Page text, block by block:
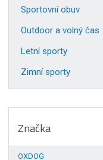
Sportovní obuv
Outdoor a volný čas
Letní sporty
Zimní sporty
Značka
OXDOG